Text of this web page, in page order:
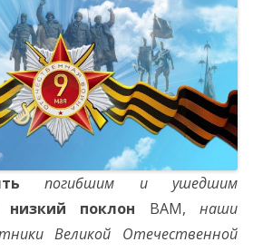
погибшим и ушедшим
низкий поклон ВАМ,наши
Великой Отечественной